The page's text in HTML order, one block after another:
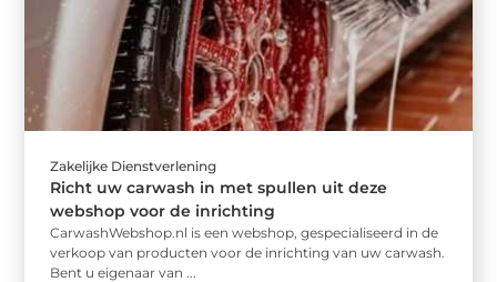
Zakelijke Dienstverlening
Richt uw carwash in met spullen uit deze
webshop voor de inrichting
CarwashWebshop.nl is een webshop, gespecialiseerd in de
verkoop van producten voor de inrichting van uw carwash.
Bent u eigenaar van ...